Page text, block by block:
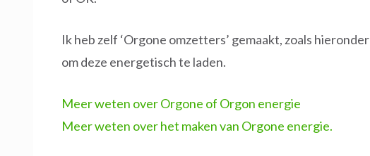
Ik heb zelf ‘Orgone omzetters’ gemaakt, zoals
om deze energetisch te laden.
Meer weten over Orgone of Orgon energie
Meer weten over het maken van Orgone energie.